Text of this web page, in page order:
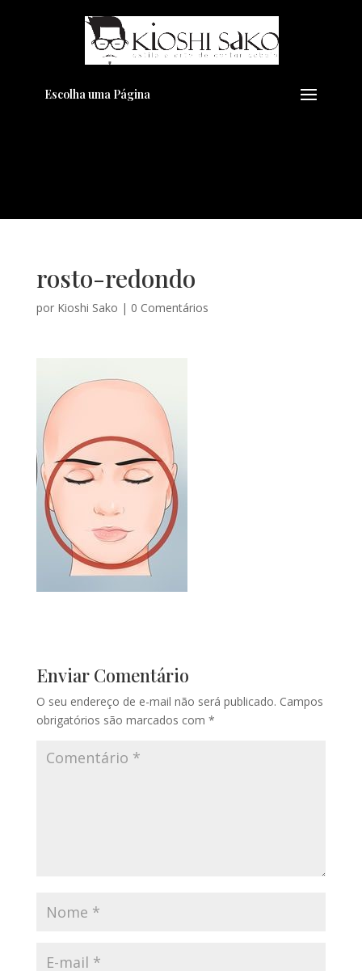
Escolha uma Página
rosto-redondo
por Kioshi Sako | 0 Comentários
Enviar Comentário
O seu endereço de e-mail não será publicado. Campos
obrigatórios são marcados com *
Pensando em transformar seu
Visual??